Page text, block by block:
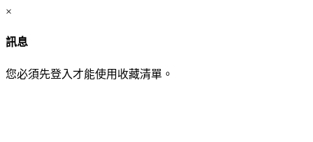
×
訊息
您必須先登入才能使用收藏清單。